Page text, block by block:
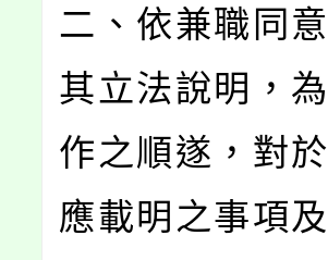
二、依兼職同
其立法說明，
作之順遂，對
應載明之事項